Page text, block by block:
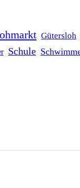
Gütersloh
Schule